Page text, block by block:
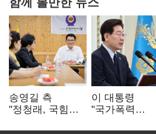
송영길 측
"정청래, 국힘
이 대통령
"국가폭력